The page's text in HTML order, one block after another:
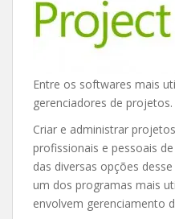
Entre os softwares mais
gerenciadores de projetos.
Criar e administrar
profissionais e pessoais
das diversas opções
um dos programas mais
envolvem gerenciamento